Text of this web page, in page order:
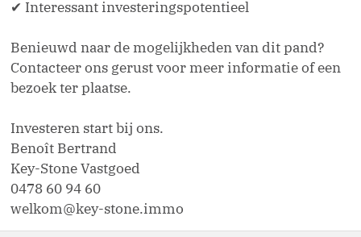
✔ Interessant investeringspotentieel
Benieuwd naar de mogelijkheden van dit pand?
Contacteer ons gerust voor meer informatie of een
bezoek ter plaatse.
Investeren start bij ons.
Benoît Bertrand
Key-Stone Vastgoed
0478 60 94 60
welkom@key-stone.immo